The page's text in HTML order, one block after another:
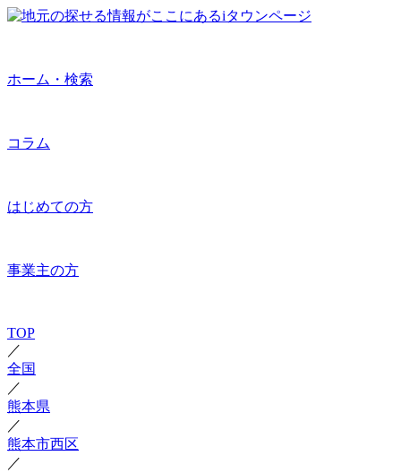
ホーム・検索
コラム
はじめての方
事業主の方
TOP
／
全国
／
熊本県
／
熊本市西区
／